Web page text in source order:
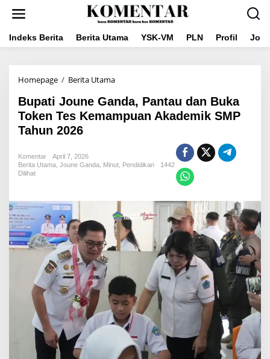
Indeks Berita Berita Utama YSK-VM PLN Profil
Homepage / Berita UtamaBupati
Ganda,
Pantau
dan
Kemampuan
Tahun
2026
Bupati Joune Ganda, Pantau dan Buka
Token Tes Kemampuan Akademik SMP
Tahun 2026
Komentar
April 7, 2026
Berita Utama Joune Ganda Minut Pendidikan
1442
Dilihat